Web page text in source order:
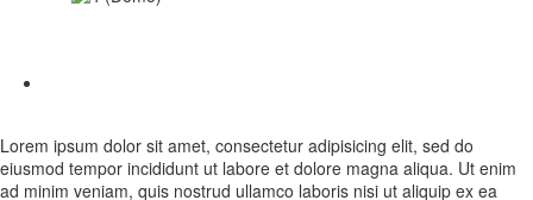
Lorem ipsum dolor sit amet, consectetur adipisicing elit, sed do
eiusmod tempor incididunt ut labore et dolore magna aliqua. Ut enim
ad minim veniam, quis nostrud ullamco laboris nisi ut aliquip ex ea